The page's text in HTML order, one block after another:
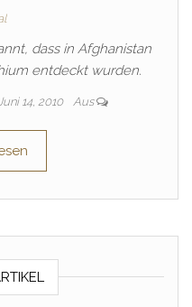
dass in Afghanistan
entdeckt wurden.
14, 2010 Aus